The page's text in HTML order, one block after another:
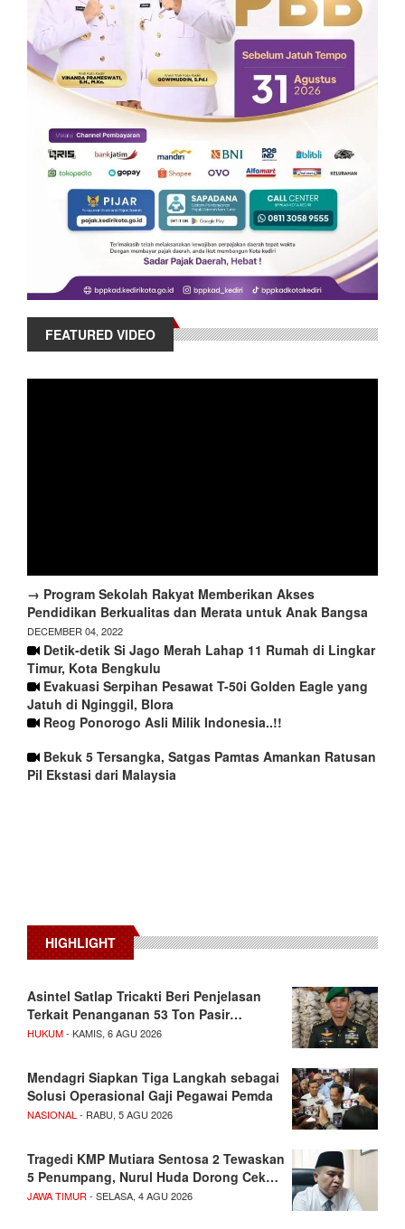
FEATURED VIDEO
→ Program Sekolah Rakyat Memberikan Akses
Pendidikan Berkualitas dan Merata untuk Anak Bangsa
DECEMBER 04, 2022
Detik-detik Si Jago Merah Lahap 11 Rumah di Lingkar
Timur, Kota Bengkulu
Evakuasi Serpihan Pesawat T-50i Golden Eagle yang
Jatuh di Nginggil, Blora
Reog Ponorogo Asli Milik Indonesia..!!
Bekuk 5 Tersangka, Satgas Pamtas Amankan Ratusan
Pil Ekstasi dari Malaysia
HIGHLIGHT
Asintel Satlap Tricakti Beri Penjelasan
Terkait Penanganan 53 Ton Pasir…
HUKUM- KAMIS, 6 AGU 2026
Mendagri Siapkan Tiga Langkah sebagai
Solusi Operasional Gaji Pegawai Pemda
NASIONAL - RABU, 5 AGU 2026
Tragedi KMP Mutiara Sentosa 2 Tewaskan
5 Penumpang, Nurul Huda Dorong Cek…
JAWA TIMUR - SELASA, 4 AGU 2026